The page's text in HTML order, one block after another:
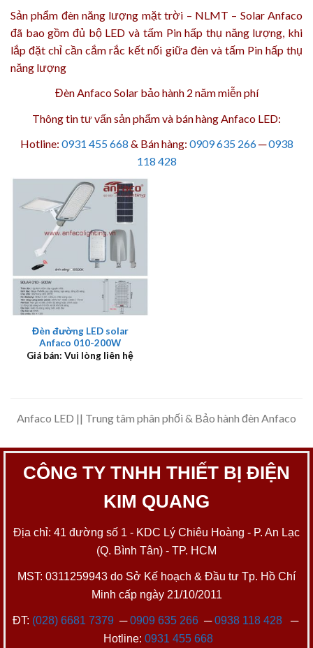
Sản phẩm đèn năng lượng mặt trời – NLMT – Solar Anfaco
đã bao gồm đủ bộ LED và tấm Pin hấp thụ năng lượng, khi
lắp đặt chỉ cần cắm rắc kết nối giữa đèn và tấm Pin hấp thụ
năng lượng
Đèn Anfaco Solar bảo hành 2 nămmiễn phí
Thông tin tư vấn sản phẩm và bán hàng Anfaco LED:
Hotline: 0931 455 668 & Bán hàng: 0909 635 266─0938
118 428
Đèn đường LED solar
Anfaco 010-200W
Giá bán: Vui lòng liên hệ
Anfaco LED || Trung tâm phân phối & Bảo hành đèn Anfaco
CÔNG TY TNHH THIẾT BỊ ĐIỆN
KIM QUANG
Địa chỉ: 41 đường số 1 - KDC Lý Chiêu Hoàng - P. An Lạc
(Q. Bình Tân) - TP. HCM
MST: 0311259943 do Sở Kế hoạch & Đầu tư Tp. Hồ Chí
Minh cấp ngày 21/10/2011
ĐT: (028) 6681 7379 ─0909 635 266─0938 118 428─
Hotline: 0931 455 668